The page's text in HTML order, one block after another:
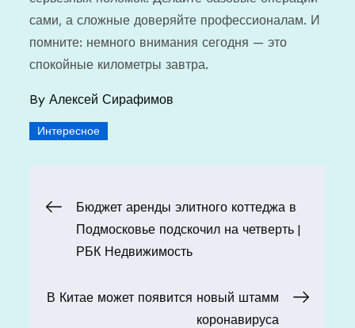
сами, а сложные доверяйте профессионалам. И
помните: немного внимания сегодня — это
спокойные километры завтра.
ByАлексей Сирафимов
Интересное
Навигация
по
записям
Бюджет аренды элитного коттеджа в
Подмосковье подскочил на четверть |
РБК Недвижимость
В Китае может появится новый штамм
коронавируса